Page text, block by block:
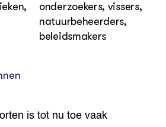
base
onderzoekers, vissers,
natuurbeheerders,
beleidsmakers
is tot nu toe vaak